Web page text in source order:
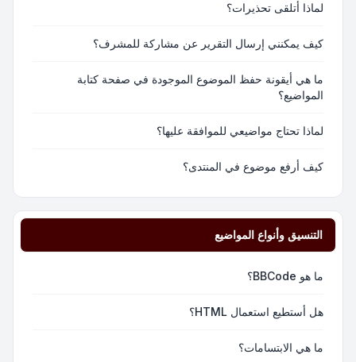
لماذا أتلقى تحذيرات؟
كيف يمكنني إرسال التقرير عن مشاركة للمشرف؟
ما هي أيقونة حفظ الموضوع الموجودة في صفحة كتابة
المواضيع؟
لماذا تحتاج مواضيعي للموافقة عليها؟
كيف أرفع موضوع في المنتدى؟
التنسيق وأنواع المواضيع
ما هو BBCode؟
هل أستطيع استعمال HTML؟
ما هي الابتسامات؟